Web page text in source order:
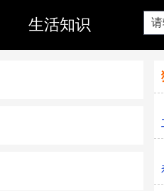
生活知识